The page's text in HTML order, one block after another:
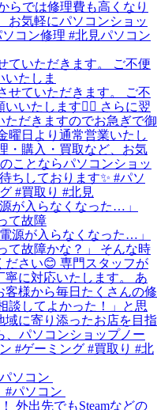
ていただきます。 ご不便
いたしま
が入らなくなった…」
て故障
ソコン⁡
外出先でもSteamなどの